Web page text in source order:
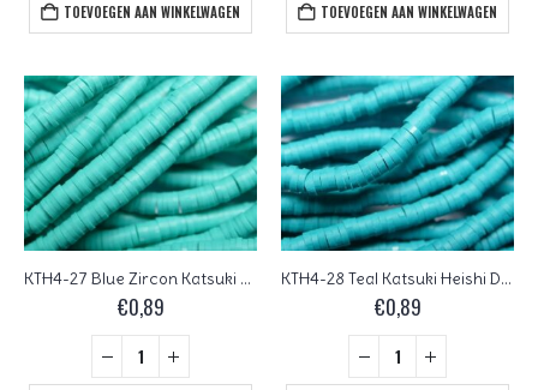
TOEVOEGEN AAN WINKELWAGEN TOEVOEGEN AAN WINKELWAGEN
KTH4-27 Blue Zircon Katsuki Heishi Disc Beads 4 mm
€0,89
KTH4-28 Teal Katsuki Heishi Disc Beads 4 mm
€0,89